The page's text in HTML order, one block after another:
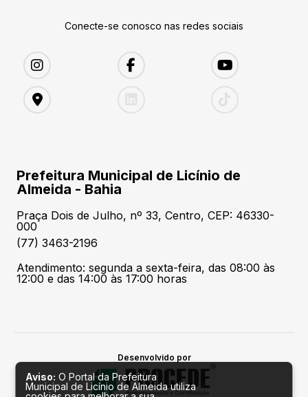
Conecte-se conosco nas redes sociais
Prefeitura Municipal de Licínio de
Almeida - Bahia
Praça Dois de Julho, nº 33, Centro, CEP: 46330-
000
(77) 3463-2196
Atendimento: segunda a sexta-feira, das 08:00 às
12:00 e das 14:00 às 17:00 horas
Desenvolvido por
Aviso: O Portal da Prefeitura
Municipal de Licínio de Almeida utiliza